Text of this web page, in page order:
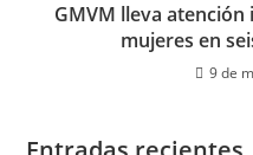
GMVM lleva
mujeres en
9 de